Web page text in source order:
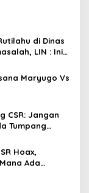
di Dinas
LIN : Ini
Maryugo Vs
CSR: Jangan
Tumpang
Hoax,
Ada